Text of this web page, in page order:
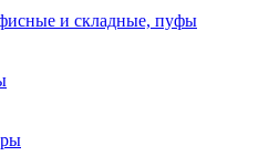
и складные, пуфы